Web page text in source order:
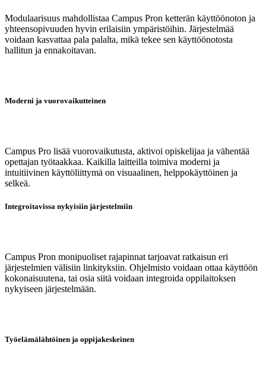
Modulaarisuus mahdollistaa Campus Pron ketterän käyttöönoton ja
yhteensopivuuden hyvin erilaisiin ympäristöihin. Järjestelmää
voidaan kasvattaa pala palalta, mikä tekee sen käyttöönotosta
hallitun ja ennakoitavan.
Moderni ja vuorovaikutteinen
Campus Pro lisää vuorovaikutusta, aktivoi opiskelijaa ja vähentää
opettajan työtaakkaa. Kaikilla laitteilla toimiva moderni ja
intuitiivinen käyttöliittymä on visuaalinen, helppokäyttöinen ja
selkeä.
Integroitavissa nykyisiin järjestelmiin
Campus Pron monipuoliset rajapinnat tarjoavat ratkaisun eri
järjestelmien välisiin linkityksiin. Ohjelmisto voidaan ottaa käyttöön
kokonaisuutena, tai osia siitä voidaan integroida oppilaitoksen
nykyiseen järjestelmään.
Työelämälähtöinen ja oppijakeskeinen